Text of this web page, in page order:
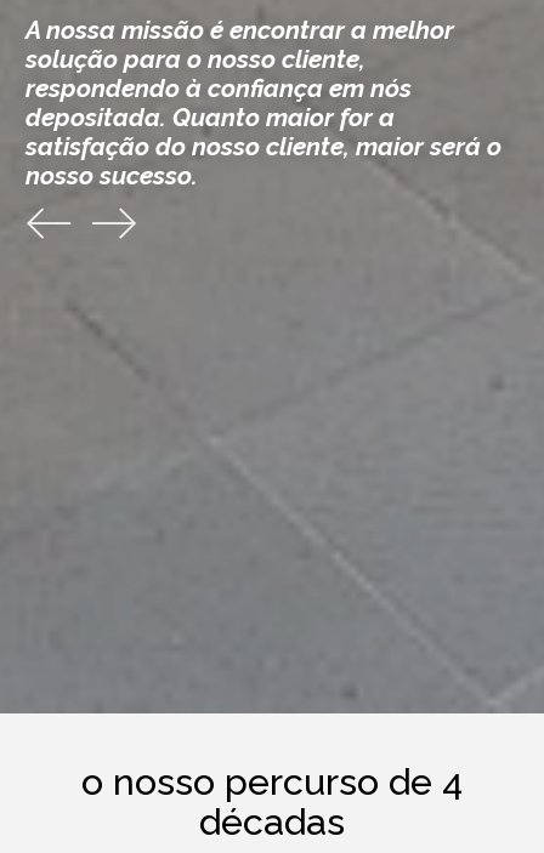
A nossa missão é encontrar a melhor
solução para o nosso cliente,
respondendo à confiança em nós
depositada. Quanto maior for a
satisfação do nosso cliente, maior será o
nosso sucesso.
o nosso percurso de 4
décadas